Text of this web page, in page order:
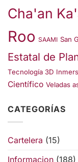
Cha'an
Roo SAAMI San
Estatal de
Tecnología 3D
Científico Veladas
CATEGORÍAS
Cartelera (15)
Informacion (188)